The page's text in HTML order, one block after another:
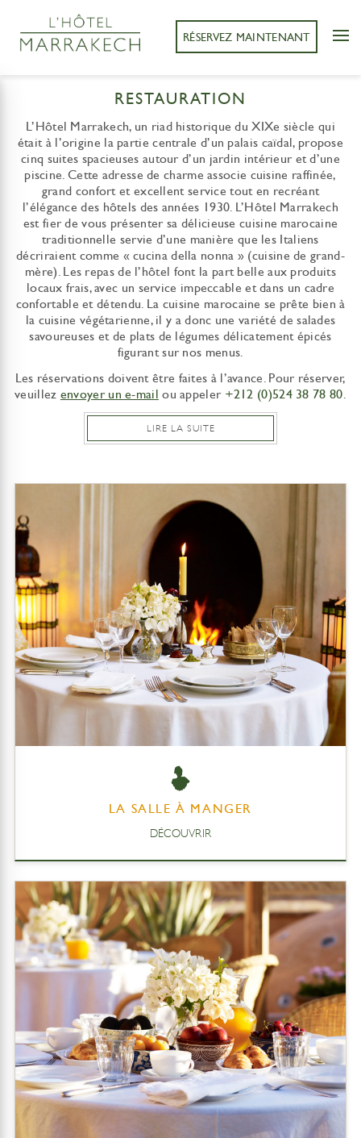
RÉSERVEZ MAINTENANT
RESTAURATION
L’Hôtel Marrakech, un riad historique du XIXe siècle qui
était à l’origine la partie centrale d’un palais caïdal, propose
cinq suites spacieuses autour d’un jardin intérieur et d’une
piscine. Cette adresse de charme associe cuisine raffinée,
grand confort et excellent service tout en recréant
l’élégance des hôtels des années 1930. L’Hôtel Marrakech
est fier de vous présenter sa délicieuse cuisine marocaine
traditionnelle servie d’une manière que les Italiens
décriraient comme « cucina della nonna » (cuisine de grand-
mère). Les repas de l’hôtel font la part belle aux produits
locaux frais, avec un service impeccable et dans un cadre
confortable et détendu. La cuisine marocaine se prête bien à
la cuisine végétarienne, il y a donc une variété de salades
savoureuses et de plats de légumes délicatement épicés
figurant sur nos menus.
Les réservations doivent être faites à l’avance. Pour réserver,
veuillez envoyer un e-mail ou appeler +212 (0)524 38 78 80.
LIRE LA SUITE
LA SALLE À MANGER
DÉCOUVRIR